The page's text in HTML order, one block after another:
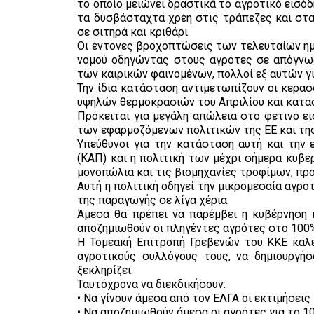
το οποίο μειώνει δραστικά το αγροτικό
τα δυσβάσταχτα χρέη στις τράπεζες και
σε σιτηρά και κριθάρι.
Οι έντονες βροχοπτώσεις των τελευταίων
νομού οδηγώντας στους αγρότες σε
των καιρικών φαινομένων, πολλοί εξ αυτών
Την ίδια κατάσταση αντιμετωπίζουν οι
υψηλών θερμοκρασιών του Απριλίου και
Πρόκειται για μεγάλη απώλεια στο φετινό
των εφαρμοζόμενων πολιτικών της ΕΕ και
Υπεύθυνοι για την κατάσταση αυτή και
(ΚΑΠ) και η πολιτική των μέχρι σήμερα
μονοπώλια και τις βιομηχανίες τροφίμων,
Αυτή η πολιτική οδηγεί την μικρομεσαία
της παραγωγής σε λίγα χέρια.
Άμεσα θα πρέπει να παρέμβει η
αποζημιωθούν οι πληγέντες αγρότες στο
Η Τομεακή Επιτροπή Γρεβενών του ΚΚΕ
αγροτικούς συλλόγους τους, να
ξεκληρίζει.
Ταυτόχρονα να διεκδικήσουν:
• Να γίνουν άμεσα από τον ΕΛΓΑ οι